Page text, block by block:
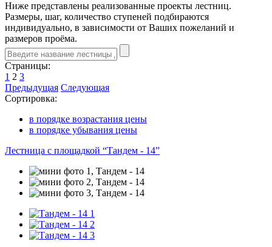
Ниже представлены реализованные проекты лестниц.
Размеры, шаг, количество ступеней подбираются
индивидуально, в зависимости от Ваших пожеланий и
размеров проёма.
Страницы:
1 2 3
Предыдущая Следующая
Сортировка:
в порядке возрастания цены
в порядке убывания цены
Лестница с площадкой “Тандем - 14”